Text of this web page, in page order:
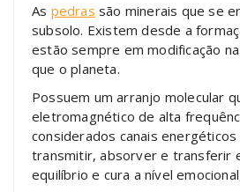
As pedras são minerais que se
subsolo. Existem desde a
estão sempre em modificação
que o planeta.
Possuem um arranjo molecular
eletromagnético de alta
considerados canais energéticos
transmitir, absorver e transferir
equilíbrio e cura a nível